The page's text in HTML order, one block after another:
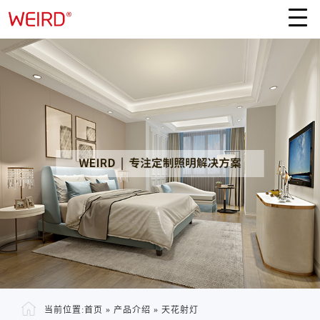
当前位置:首页 » 产品介绍 » 天花射灯